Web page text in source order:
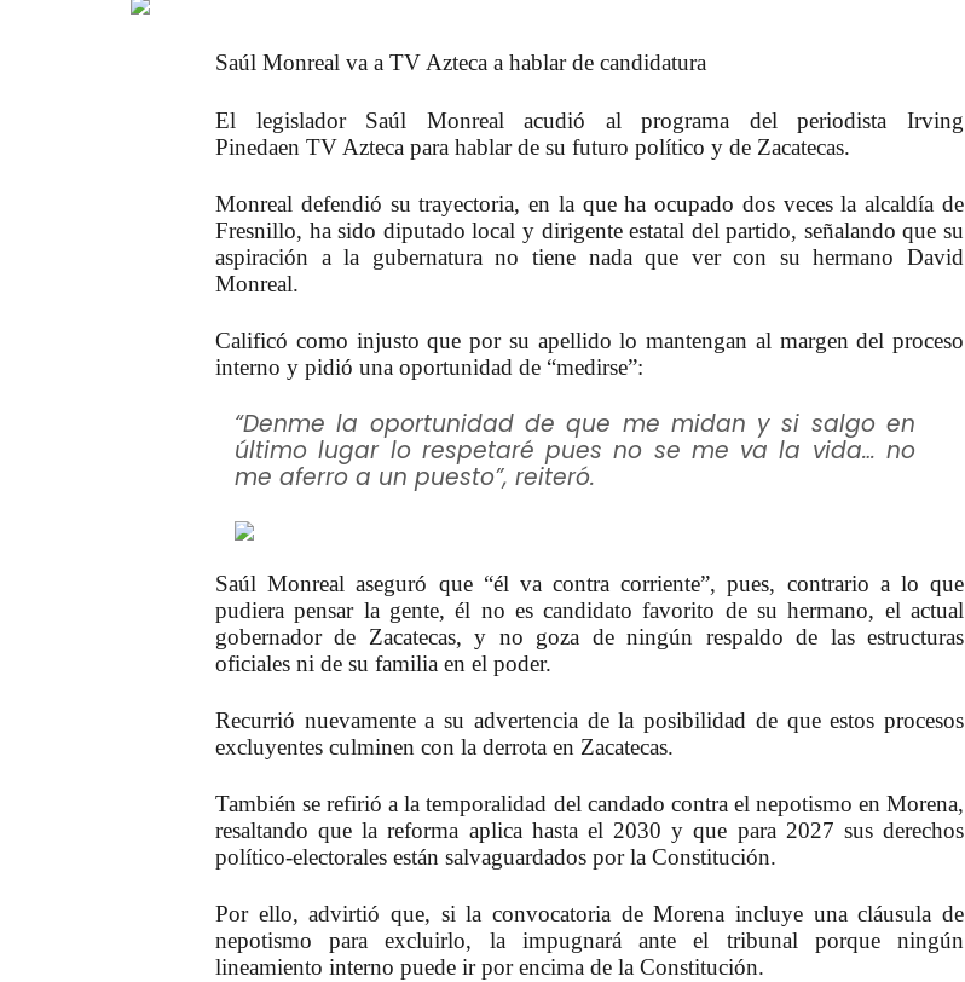
Saúl Monreal va a TV Azteca a hablar de candidatura
El legislador Saúl Monreal acudió al programa del periodista Irving
Pinedaen TV Azteca para hablar de su futuro político y de Zacatecas.
Monreal defendió su trayectoria, en la que ha ocupado dos veces la alcaldía de
Fresnillo, ha sido diputado local y dirigente estatal del partido, señalando que su
aspiración a la gubernatura no tiene nada que ver con su hermano David
Monreal.
Calificó como injusto que por su apellido lo mantengan al margen del proceso
interno y pidió una oportunidad de “medirse”:
“Denme la oportunidad de que me midan y si salgo en
último lugar lo respetaré pues no se me va la vida… no
me aferro a un puesto”, reiteró.
Saúl Monreal aseguró que “él va contra corriente”, pues, contrario a lo que
pudiera pensar la gente, él no es candidato favorito de su hermano, el actual
gobernador de Zacatecas, y no goza de ningún respaldo de las estructuras
oficiales ni de su familia en el poder.
Recurrió nuevamente a su advertencia de la posibilidad de que estos procesos
excluyentes culminen con la derrota en Zacatecas.
También se refirió a la temporalidad del candado contra el nepotismo en Morena,
resaltando que la reforma aplica hasta el 2030 y que para 2027 sus derechos
político-electorales están salvaguardados por la Constitución.
Por ello, advirtió que, si la convocatoria de Morena incluye una cláusula de
nepotismo para excluirlo, la impugnará ante el tribunal porque ningún
lineamiento interno puede ir por encima de la Constitución.